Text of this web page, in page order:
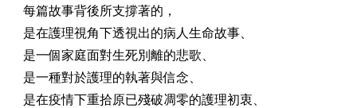
每篇故事背後所支撐著的，
是在護理視角下透視出的病人生命故事、
是一個家庭面對生死別離的悲歌、
是一種對於護理的執著與信念、
是在疫情下重拾原已殘破凋零的護理初衷、